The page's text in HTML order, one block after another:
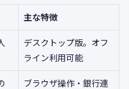
主な特徴
デスクトップ版。オフ
ライン利用可能
ブラウザ操作・銀行連